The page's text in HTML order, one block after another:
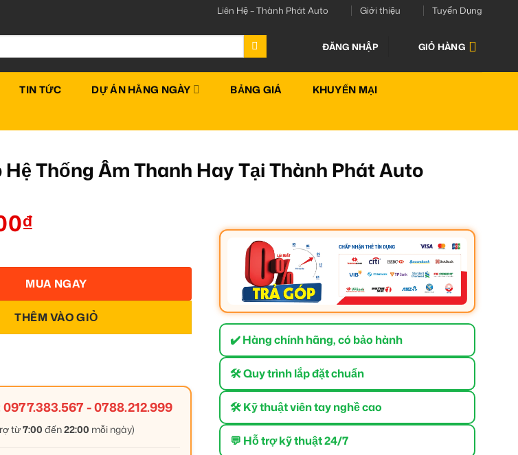
Liên Hệ – Thành Phát Auto Giới thiệu Tuyển Dụng
ĐĂNG NHẬP GIỎ HÀNG
TIN TỨC DỰ ÁN HẰNG NGÀY BẢNG GIÁ KHUYẾN MẠI
Thống Âm Thanh Hay Tại Thành Phát Auto
₫
THÊM VÀO GIỎ
MUA NGAY
0977.383.567-0788.212.999
từ7:00 đến22:00 mỗi ngày)
✔️ Hàng chính hãng, có bảo hành
🛠 Quy trình lắp đặt chuẩn
🛠 Kỹ thuật viên tay nghề cao
💬 Hỗ trợ kỹ thuật 24/7